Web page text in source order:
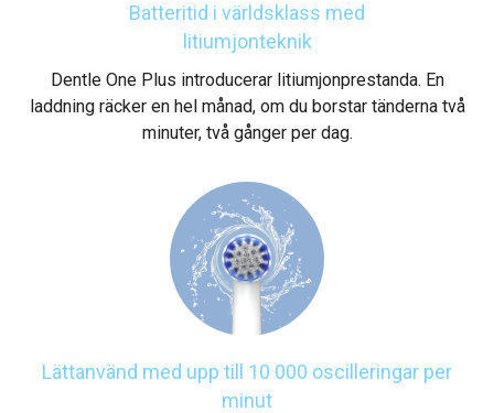
Batteritid i världsklass med
litiumjonteknik
Dentle One Plus introducerar litiumjonprestanda. En
laddning räcker en hel månad, om du borstar tänderna två
minuter, två gånger per dag.
Lättanvänd med upp till 10 000 oscilleringar per
minut